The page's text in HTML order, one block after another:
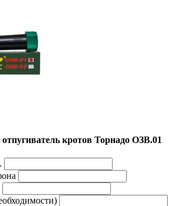
кротов Торнадо ОЗВ.01